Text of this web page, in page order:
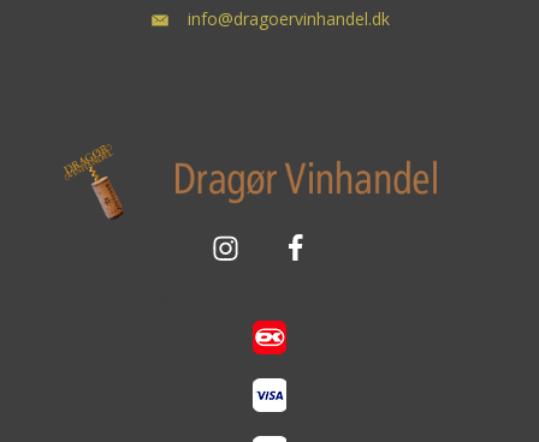
info@dragoervinhandel.dk